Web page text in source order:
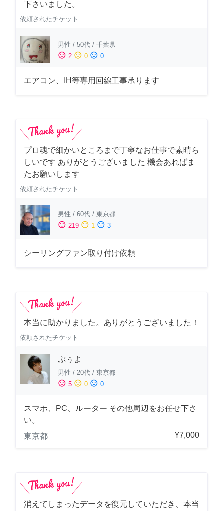
下さいました。
依頼されたチケット
男性 / 50代 / 千葉県
sentiment_satisfied 2 sentiment_neutral 0 sentiment_dissatisfied 0
エアコン、IH等専用回線工事承ります
プロ魂で細かいところまで丁寧なお仕事で素晴ら
しいです ありがとうございました 機会あればま
たお願いします
依頼されたチケット
男性 / 60代 / 東京都
sentiment_satisfied 219 sentiment_neutral 1 sentiment_dissatisfied 3
シーリングファン取り付け依頼
本当に助かりました。ありがとうございました！
依頼されたチケット
ぷぅよ
男性 / 20代 / 東京都
sentiment_satisfied 5 sentiment_neutral 0 sentiment_dissatisfied 0
スマホ、PC、ルーター その他周辺をお任せ下さ
い。
東京都
¥7,000
消えてしまったデータを復元していただき、本当